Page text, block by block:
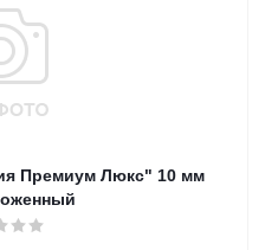
Люкс" 10 мм